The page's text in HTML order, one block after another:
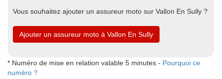
Vous souhaitez ajouter un assureur moto sur Vallon En Sully ?
Ajouter un assureur moto à Vallon En Sully
* Numéro de mise en relation valable 5 minutes - Pourquoi ce
numéro ?